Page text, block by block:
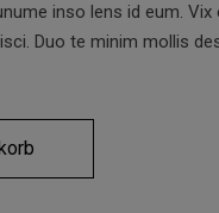
inso lens id eum. Vix
Duo te minim mollis